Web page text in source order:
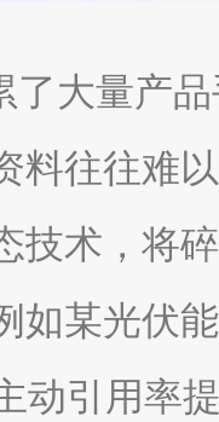
了大量产
料往往难
技术，将
如某光伏
动引用率